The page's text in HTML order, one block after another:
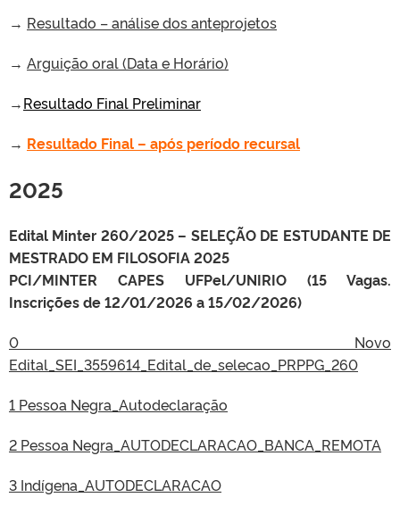
→ Resultado – análise dos anteprojetos
→ Arguição oral (Data e Horário)
→Resultado Final Preliminar
→ Resultado Final – após período recursal
2025
Edital Minter 260/2025 – SELEÇÃO DE ESTUDANTE DE
MESTRADO EM FILOSOFIA 2025
PCI/MINTER CAPES UFPel/UNIRIO (15 Vagas.
Inscrições de 12/01/2026 a 15/02/2026)
0 Novo
Edital_SEI_3559614_Edital_de_selecao_PRPPG_260
1 Pessoa Negra_Autodeclaração
2 Pessoa Negra_AUTODECLARACAO_BANCA_REMOTA
3 Indígena_AUTODECLARACAO